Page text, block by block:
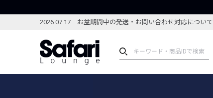
2026.07.17 お盆期間中の発送・お問い合わせ対応について